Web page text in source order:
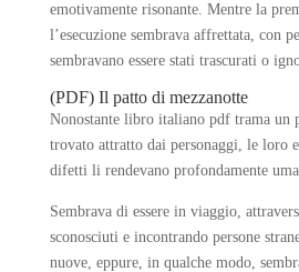
emotivamente risonante. Mentre la
l’esecuzione sembrava affrettata, con
sembravano essere stati trascurati o
(PDF) Il patto di mezzanotte
Nonostante libro italiano pdf trama un
trovato attratto dai personaggi, le loro
difetti li rendevano profondamente
Sembrava di essere in viaggio,
sconosciuti e incontrando persone
nuove, eppure, in qualche modo,